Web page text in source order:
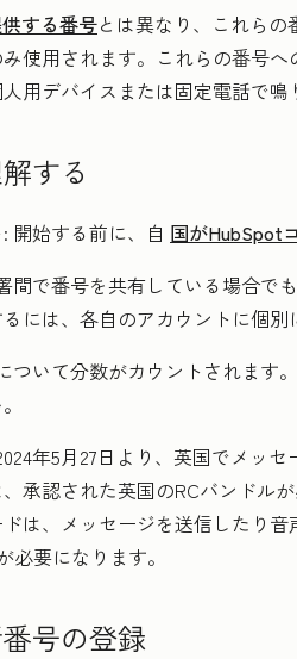
する番号とは異なり、これら
使用されます。これらの番号へ
用デバイスまたは固定電話で鳴
する
開始する前に、自 国がHubSpot
間で番号を共有している場合で
には、各自のアカウントに個別
ついて分数がカウントされます
年5月27日より、英国でメッ
承認された英国のRCバンドル
は、メッセージを送信したり
必要になります。
号の登録